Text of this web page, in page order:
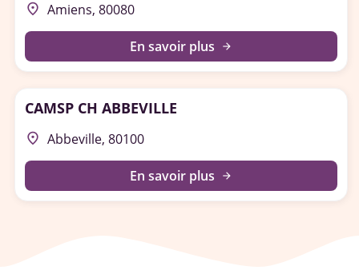
place Amiens, 80080
En savoir plus arrow_forward
CAMSP CH ABBEVILLE
place Abbeville, 80100
En savoir plus arrow_forward